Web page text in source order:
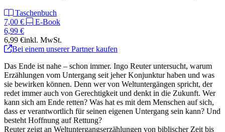
Taschenbuch
7,00 €
E-Book
6,99 €
6,99 €inkl. MwSt.
Bei einem unserer Partner kaufen
Das Ende ist nahe – schon immer. Ingo Reuter untersucht, warum
Erzählungen vom Untergang seit jeher Konjunktur haben und was
sie bewirken können. Denn wer von Weltuntergängen spricht, der
redet immer auch von Gerechtigkeit und denkt in die Zukunft. Wer
kann sich am Ende retten? Was hat es mit dem Menschen auf sich,
dass er verantwortlich für seinen eigenen Untergang sein kann? Und
besteht Hoffnung auf Rettung?
Reuter zeigt an Weltuntergangserzählungen von biblischer Zeit bis